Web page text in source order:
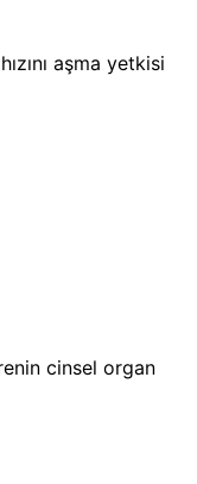
aşma yetkisi
cinsel organ